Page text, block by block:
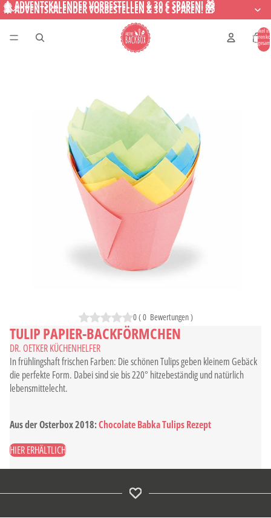
🎄 ADVENTSKALENDER VORBESTELLEN & 30 € SPAREN! 🎁
🎄 ADVENTSKALENDER VORBESTELLEN & 30 € SPAREN! 🎁
Artikel im
0(0 Bewertungen)
TULIP PAPIER-BACKFÖRMCHEN
DR. OETKER KÜCHENHELFER
In frühlingshaft frischen Farben: Die schönen Tulips geben kleinem Gebäck
die perfekte Form. Dabei sind sie bis 220° hitzebeständig und natürlich
lebensmittelecht.
Aus der Osterbox 2018:Chocolate Babka Tulips Rezept
HIER ERHÄLTLICH